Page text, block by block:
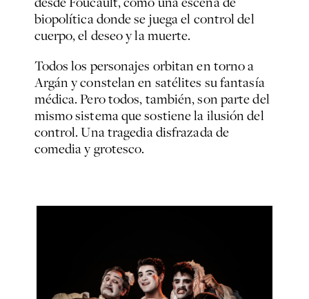
biopolítica donde se juega el control del
cuerpo, el deseo y la muerte.
Todos los personajes orbitan en torno a
Argán y constelan en satélites su fantasía
médica. Pero todos, también, son parte del
mismo sistema que sostiene la ilusión del
control. Una tragedia disfrazada de
comedia y grotesco.